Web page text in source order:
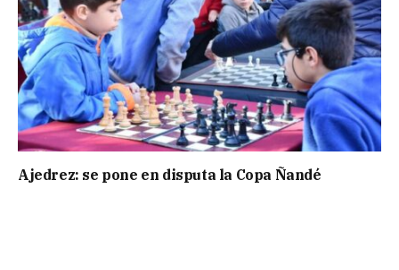
Ajedrez: se pone en disputa la Copa Ñandé